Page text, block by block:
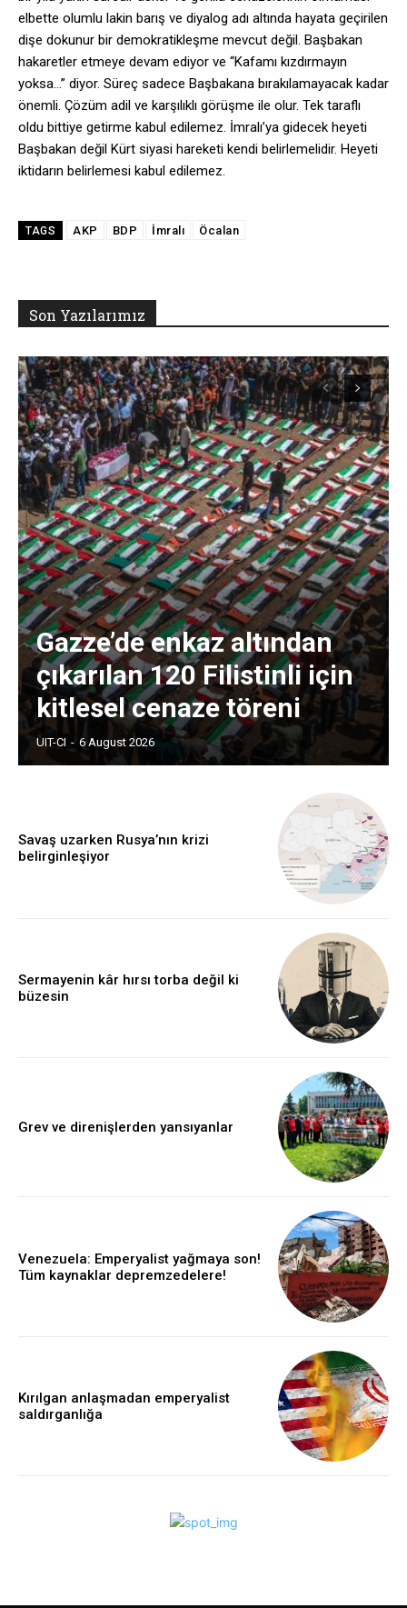
elbette olumlu lakin barış ve diyalog adı altında hayata geçirilen
dişe dokunur bir demokratikleşme mevcut değil. Başbakan
hakaretler etmeye devam ediyor ve “Kafamı kızdırmayın
yoksa…” diyor. Süreç sadece Başbakana bırakılamayacak kadar
önemli. Çözüm adil ve karşılıklı görüşme ile olur. Tek taraflı
oldu bittiye getirme kabul edilemez. İmralı’ya gidecek heyeti
Başbakan değil Kürt siyasi hareketi kendi belirlemelidir. Heyeti
iktidarın belirlemesi kabul edilemez.
TAGS AKP BDP İmralı Öcalan
Son Yazılarımız
Gazze’de enkaz altından
çıkarılan 120 Filistinli için
kitlesel cenaze töreni
UIT-CI - 6 August 2026
Savaş uzarken Rusya’nın krizi
belirginleşiyor
Sermayenin kâr hırsı torba değil ki
büzesin
Grev ve direnişlerden yansıyanlar
Venezuela: Emperyalist yağmaya son!
Tüm kaynaklar depremzedelere!
Kırılgan anlaşmadan emperyalist
saldırganlığa